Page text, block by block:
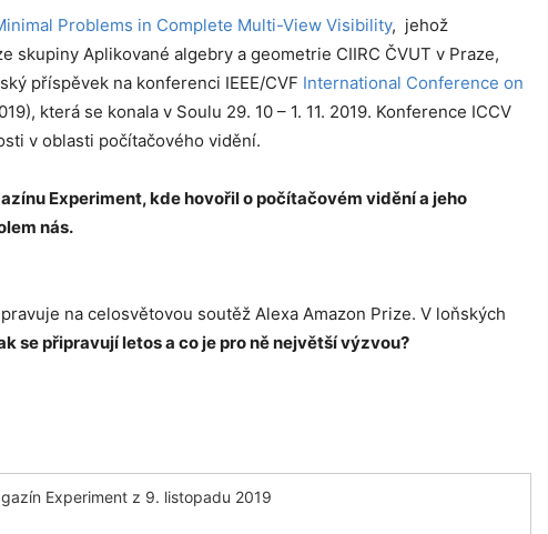
Problems in Complete Multi-View Visibility, jehož
skupiny Aplikované algebry a geometrie CIIRC ČVUT v Praze,
příspěvek na konferenci IEEE/CVF International Conference on
která se konala v Soulu 29. 10 – 1. 11. 2019. Konference ICCV
v oblasti počítačového vidění.
Experiment, kde hovořil o počítačovém vidění a jeho
nás.
na celosvětovou soutěž Alexa Amazon Prize. V loňských
se připravují letos a co je pro ně největší výzvou?
Experiment z 9. listopadu 2019